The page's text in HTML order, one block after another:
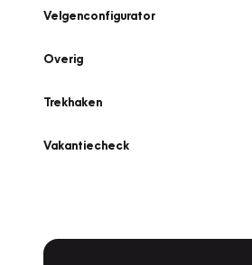
Velgenconfigurator
Overig
Trekhaken
Vakantiecheck